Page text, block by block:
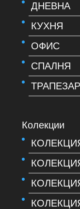
ДНЕВНА
КУХНЯ
ОФИС
СПАЛНЯ
Колекции